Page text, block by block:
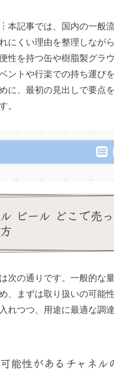
本記事では、国内の一般
にくい理由を整理しなが
性を持つ缶や樹脂製グラ
ントや行楽での持ち運び
に、最初の見出しで要点
。
ビール どこで売
次の通りです。一般的な
、まずは取り扱いの可能
れつつ、用途に最適な調
能性があるチャネル